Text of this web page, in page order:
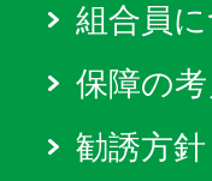
組合員
保障の
勧誘方針